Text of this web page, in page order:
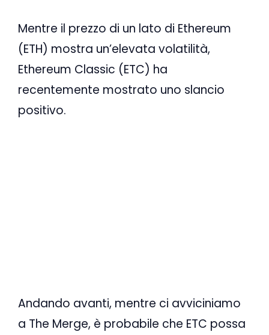
Mentre il prezzo di un lato di Ethereum
(ETH) mostra un’elevata volatilità,
Ethereum Classic (ETC) ha
recentemente mostrato uno slancio
positivo.
Andando avanti, mentre ci avviciniamo
a The Merge, è probabile che ETC possa